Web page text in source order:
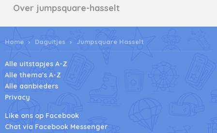
Over jumpsquare-hasselt
Home Daguitjes Jumpsquare Hasselt
Alle uitstapjes A-Z
Alle thema's A-Z
Alle aanbieders
Privacy
Like ons op Facebook
Chat via Facebook Messenger